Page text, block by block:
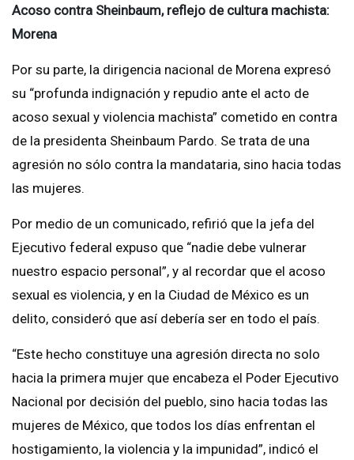
Acoso contra Sheinbaum, reflejo de cultura machista:
Morena
Por su parte, la dirigencia nacional de Morena expresó
su “profunda indignación y repudio ante el acto de
acoso sexual y violencia machista” cometido en contra
de la presidenta Sheinbaum Pardo. Se trata de una
agresión no sólo contra la mandataria, sino hacia todas
las mujeres.
Por medio de un comunicado, refirió que la jefa del
Ejecutivo federal expuso que “nadie debe vulnerar
nuestro espacio personal”, y al recordar que el acoso
sexual es violencia, y en la Ciudad de México es un
delito, consideró que así debería ser en todo el país.
“Este hecho constituye una agresión directa no solo
hacia la primera mujer que encabeza el Poder Ejecutivo
Nacional por decisión del pueblo, sino hacia todas las
mujeres de México, que todos los días enfrentan el
hostigamiento, la violencia y la impunidad”, indicó el